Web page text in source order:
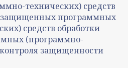
технических) средств
программных
средств обработки
(программно-
защищенности